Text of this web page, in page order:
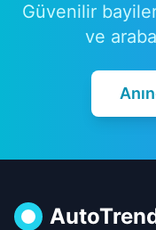
Güvenilir
ve